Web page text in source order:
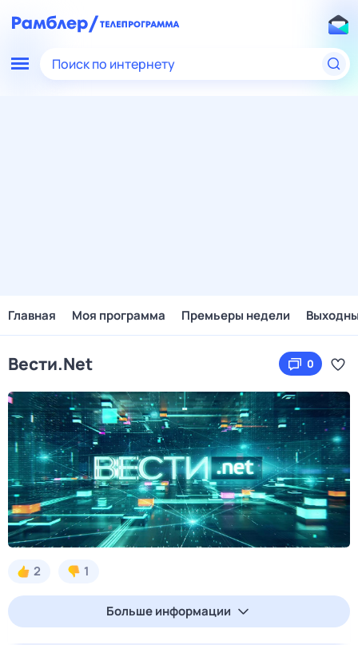
Поиск по интернету
Главная Моя программа Премьеры недели
Вести.Net 0
2 1
Больше информации